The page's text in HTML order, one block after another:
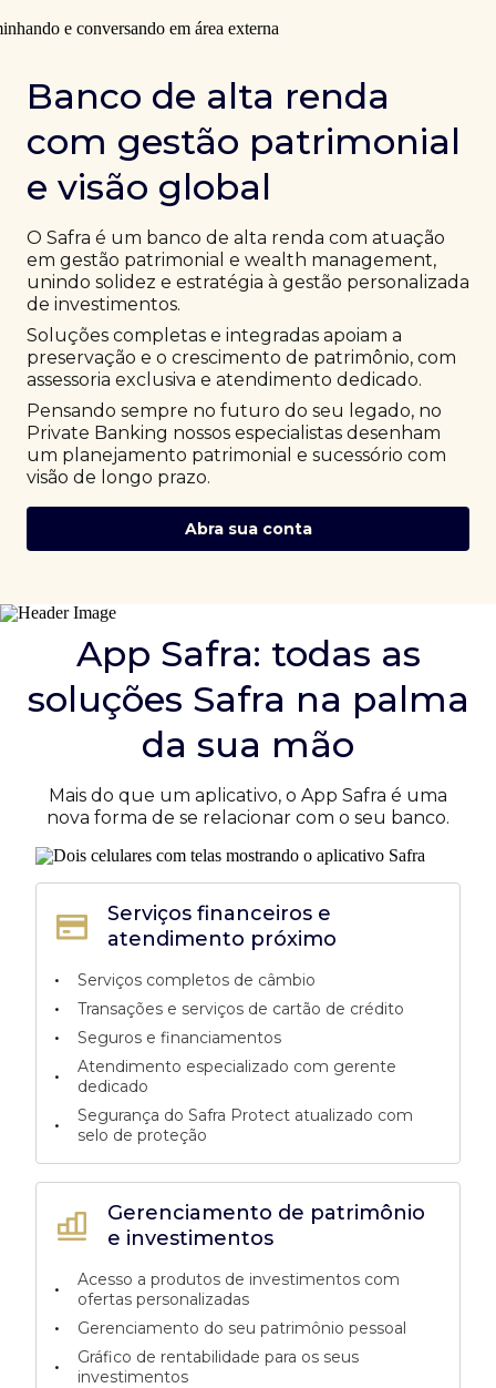
Banco de alta renda
com gestão patrimonial
e visão global
O Safra é um banco de alta renda com atuação
em gestão patrimonial e wealth management,
unindo solidez e estratégia à gestão personalizada
de investimentos.
Soluções completas e integradas apoiam a
preservação e o crescimento de patrimônio, com
assessoria exclusiva e atendimento dedicado.
Pensando sempre no futuro do seu legado, no
Private Banking nossos especialistas desenham
um planejamento patrimonial e sucessório com
visão de longo prazo.
Abra sua conta
App Safra: todas as
soluções Safra na palma
da sua mão
Mais do que um aplicativo, o App Safra é uma
nova forma de se relacionar com o seu banco.
Gerenciamento de patrimônio
e investimentos
•
Acesso a produtos de investimentos com
ofertas personalizadas
• Gerenciamento do seu patrimônio pessoal
•
Gráfico de rentabilidade para os seus
investimentos
Serviços financeiros e
atendimento próximo
•
Serviços completos de câmbio
• Transações e serviços de cartão de crédito
• Seguros e financiamentos
•
Atendimento especializado com gerente
dedicado
•
Segurança do Safra Protect atualizado com
selo de proteção